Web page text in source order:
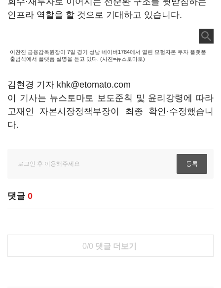
인프라 역할을 할 것으로 기대하고 있습니다.
이찬진 금융감독원장이 7일 경기 성남 네이버1784에서 열린 모험자본 투자 플랫폼
출범식에서 플랫폼 설명을 듣고 있다. (사진=뉴스토마토)
김현경 기자 khk@etomato.com
이 기사는 뉴스토마토 보도준칙 및 윤리강령에 따라
고재인 자본시장정책부장이 최종 확인·수정했습니
다.
댓글 0
0/0 댓글 더보기